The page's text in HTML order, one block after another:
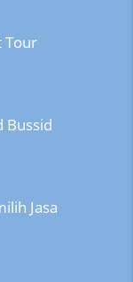
Tour
Bussid
Jasa